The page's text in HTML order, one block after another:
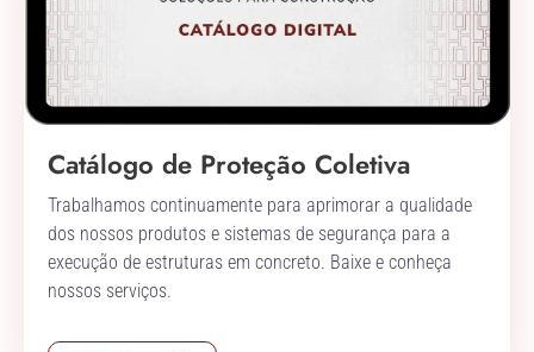
Catálogo de Proteção Coletiva
Trabalhamos continuamente para aprimorar a qualidade
dos nossos produtos e sistemas de segurança para a
execução de estruturas em concreto. Baixe e conheça
nossos serviços.